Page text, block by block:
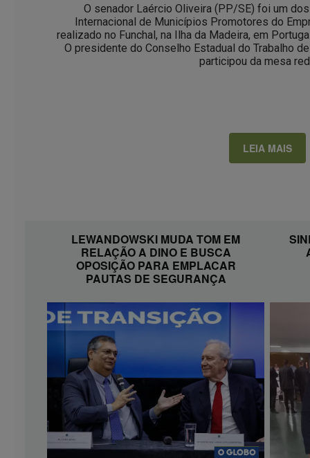
O senador Laércio Oliveira (PP/SE) foi um
Internacional de Municípios Promotores do
realizado no Funchal, na Ilha da Madeira, em
O presidente do Conselho Estadual do Trabalho
participou da mesa
LEIA MAIS
LEWANDOWSKI MUDA TOM EM
RELAÇÃO A DINO E BUSCA
OPOSIÇÃO PARA EMPLACAR
PAUTAS DE SEGURANÇA